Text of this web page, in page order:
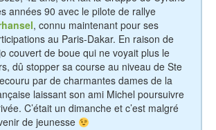
années 90 avec le pilote de rallye
, connu maintenant pour ses
au Paris-Dakar. En raison de
couvert de boue qui ne voyait plus le
dû stopper sa course au niveau de Ste
par de charmantes dames de la
laissant son ami Michel poursuivre
C’était un dimanche et c’est malgré
de jeunesse